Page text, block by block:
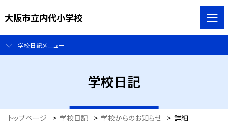
大阪市立内代小学校
学校日記メニュー
学校日記
トップページ > 学校日記 > 学校からのお知らせ > 詳細